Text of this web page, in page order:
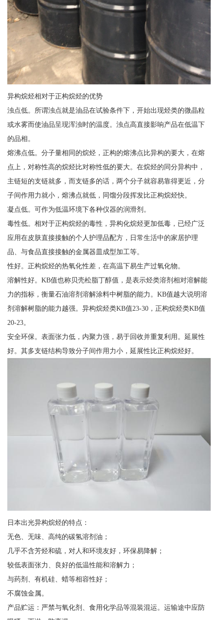
异构烷烃相对于正构烷烃的优势
浊点低。所谓浊点就是油品在试验条件下，开始出现烃类的微晶粒
或水雾而使油品呈现浑浊时的温度。浊点高直接影响产品在低温下
的品相。
熔沸点低。分子量相同的烷烃，正构的熔沸点比异构的要大，在熔
点上，对称性高的烷烃比对称性低的要大。在烷烃的同分异构中，
主链短的支链就多，而支链多的话，两个分子就容易靠得更近，分
子间作用力就小，熔沸点就低，同馏分段挥发比正构烷烃快。
凝点低。可作为低温环境下各种仪器的润滑剂。
毒性低。相对于正构烷烃的毒性，异构化烷烃更加低毒，已经广泛
应用在皮肤直接接触的个人护理品配方，日常生活中的家居护理
品、与食品直接接触的金属器皿成型加工等。
性好。正构烷烃的热氧化性差，在高温下易生产过氧化物。
溶解性好。KB值也称贝壳松脂丁醇值，是表示烃类溶剂相对溶解能
力的指标，衡量石油溶剂溶解涂料中树脂的能力。KB值越大说明溶
剂溶解树脂的能力越强。异构烷烃类KB值23-30，正构烷烃类KB值
20-23。
安全环保。表面张力低，内聚力强，易于回收并重复利用。延展性
好。其多支链结构导致分子间作用力小，延展性比正构烷烃好。
日本出光异构烷烃的特点：
无色、无味、高纯的碳氢溶剂油；
几乎不含芳烃和硫，对人和环境友好，环保易降解；
较低表面张力、良好的低温性能和溶解力；
与药剂、有机硅、蜡等相容性好；
不腐蚀金属。
产品贮运：严禁与氧化剂、食用化学品等混装混运。运输途中应防